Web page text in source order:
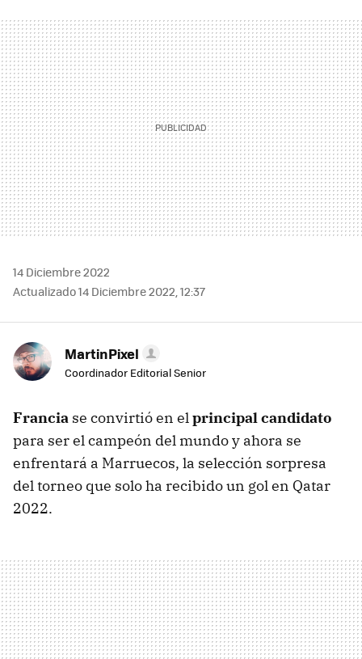
MAIL
14 Diciembre 2022
Actualizado 14 Diciembre 2022, 12:37
MartinPixel
Coordinador Editorial Senior
Francia se convirtió en elprincipal candidato
para ser el campeón del mundo y ahora se
enfrentará a Marruecos, la selección sorpresa
del torneo que solo ha recibido un gol en Qatar
2022.